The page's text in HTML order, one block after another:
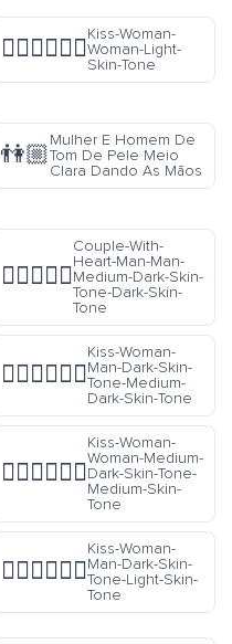
👩🏻‍❤️‍💋‍👩🏻
Kiss-Woman-
Woman-Light-
Skin-Tone
👫🏼
Mulher E Homem De
Tom De Pele Meio
Clara Dando As Mãos
👨🏾‍❤️‍👨🏿
Couple-With-
Heart-Man-Man-
Medium-Dark-Skin-
Tone-Dark-Skin-
Tone
👩🏿‍❤️‍💋‍👨🏾
Kiss-Woman-
Man-Dark-Skin-
Tone-Medium-
Dark-Skin-Tone
👩🏾‍❤️‍💋‍👩🏽
Kiss-Woman-
Woman-Medium-
Dark-Skin-Tone-
Medium-Skin-
Tone
👩🏿‍❤️‍💋‍👨🏻
Kiss-Woman-
Man-Dark-Skin-
Tone-Light-Skin-
Tone